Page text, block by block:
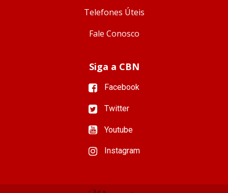
Telefones Úteis
Fale Conosco
Siga a CBN
Facebook
Twitter
Youtube
Instagram